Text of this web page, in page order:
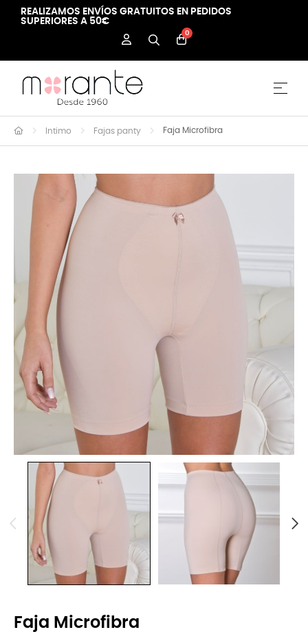
REALIZAMOS ENVÍOS GRATUITOS EN PEDIDOS
SUPERIORES A 50€
0
☰
Intimo Fajas panty Faja Microfibra
Faja Microfibra